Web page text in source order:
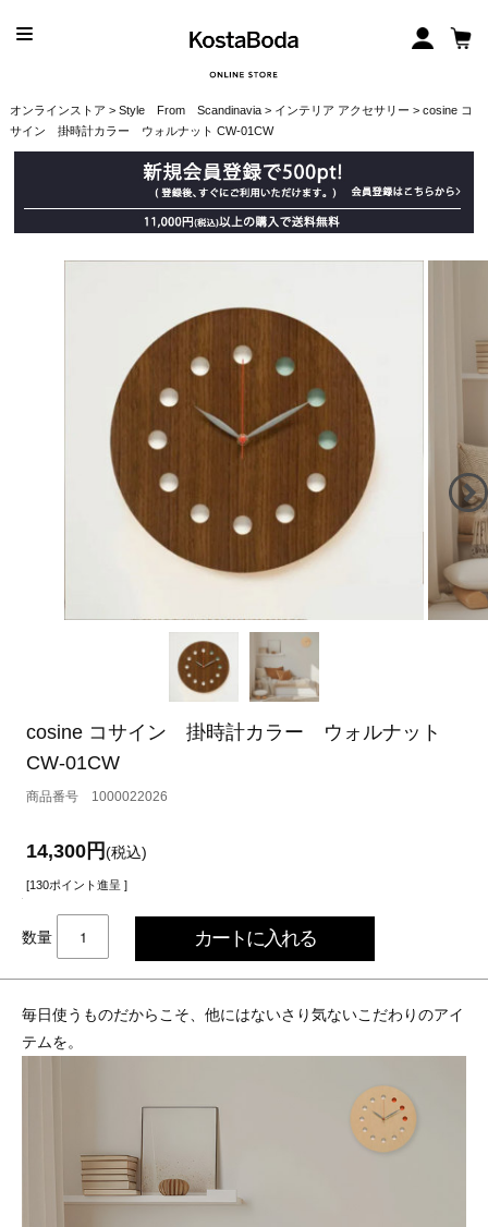
オンラインストア > Style From Scandinavia> インテリア アクセサリー > cosine コ
サイン 掛時計カラー ウォルナット CW-01CW
cosine コサイン 掛時計カラー ウォルナット
CW-01CW
1000022026
14,300円(税込)
[130ポイント進呈 ]
数量
毎日使うものだからこそ、他にはないさり気ないこだわりのアイ
テムを。